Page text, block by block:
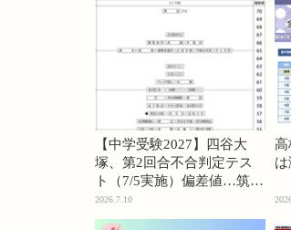
【中学受験2027】四谷大
塚、第2回合不合判定テス
ト（7/5実施）偏差値…筑駒
74・桜蔭70＜PR＞
2026.7.10
高